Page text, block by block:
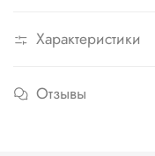
Характеристики
Отзывы